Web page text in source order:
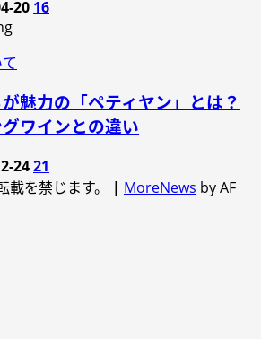
20 16
魅力の「ペティヤン」とは？
ワインとの違い
2421
を禁じます。
| MoreNews by AF